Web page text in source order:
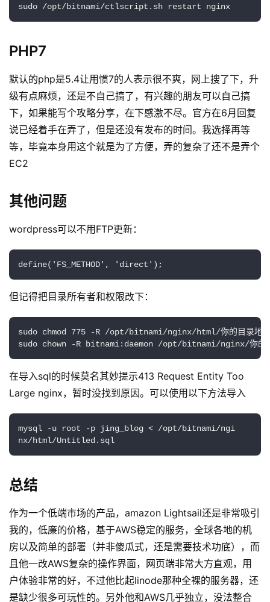
行
动
态
碎
碎
念
荐
工
关
于
留
言
登录
sudo /opt/bitnami/ctlscript.sh restart nginx
PHP7
默认的php是5.4让用惯7的人表示很不爽，网上搜了下，升
级有点麻烦，还是不自己搞了，有兴趣的朋友可以自己搞
下，如果能写个攻略分享，在下感激不尽。官方在6月回复
说已经着手在弄了，但是还没有发布的时间。我选择再等
等，毕竟本身用这个就是为了方便，弄的复杂了还不是弄个
EC2
其他问题
wordpress可以不用FTP更新：
define('FS_METHOD', 'direct');
但记得把目录所有者和权限改下：
sudo chmod 775 -R /opt/bitnami/nginx/html/你的目录
sudo chown -R bitnami:daemon /opt/bitnami/nginx/你的
在导入sql的时候莫名其妙提示413 Request Entity Too
Large nginx，暂时没找到原因。可以使用以下方法导入
mysql -u root -p jing_blog < /opt/bitnami/ngi
nx/html/Untitled.sql
总结
作为一个低端市场的产品，amazon Lightsail还是非常吸引
我的，低廉的价格，基于AWS稳定的服务，全球各地的机
房以及简单的部署（并非傻瓜式，还是需要技术功底），而
且他一改AWS复杂的操作界面，网页端非常大方直观，用
户体验非常的好，不过他比起linode那种全裸的服务器，还
是缺少很多可玩性的。另外他和AWS几乎独立，没法整合